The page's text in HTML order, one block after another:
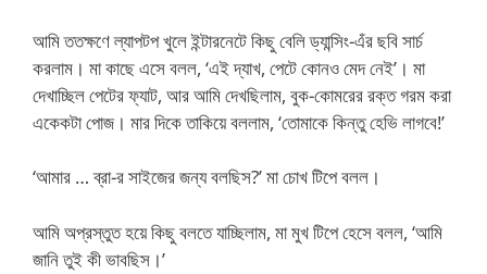
আমি ততক্ষণে ল্যাপটপ খুলে ইন্টারনেটে কিছু বেলি ড্যান্সিং-এঁর ছবি সার্চ
করলাম। মা কাছে এসে বলল, ‘এই দ্যাখ, পেটে কোনও মেদ নেই’। মা
দেখাচ্ছিল পেটের ফ্যাট, আর আমি দেখছিলাম, বুক-কোমরের রক্ত গরম করা
একেকটা পোজ। মার দিকে তাকিয়ে বললাম, ‘তোমাকে কিন্তু হেভি লাগবে!’
‘আমার … ব্রা-র সাইজের জন্য বলছিস?’ মা চোখ টিপে বলল।
আমি অপ্রস্তুত হয়ে কিছু বলতে যাচ্ছিলাম, মা মুখ টিপে হেসে বলল, ‘আমি
জানি তুই কী ভাবছিস।’